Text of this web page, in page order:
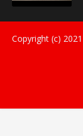
Copyright (c) 2021